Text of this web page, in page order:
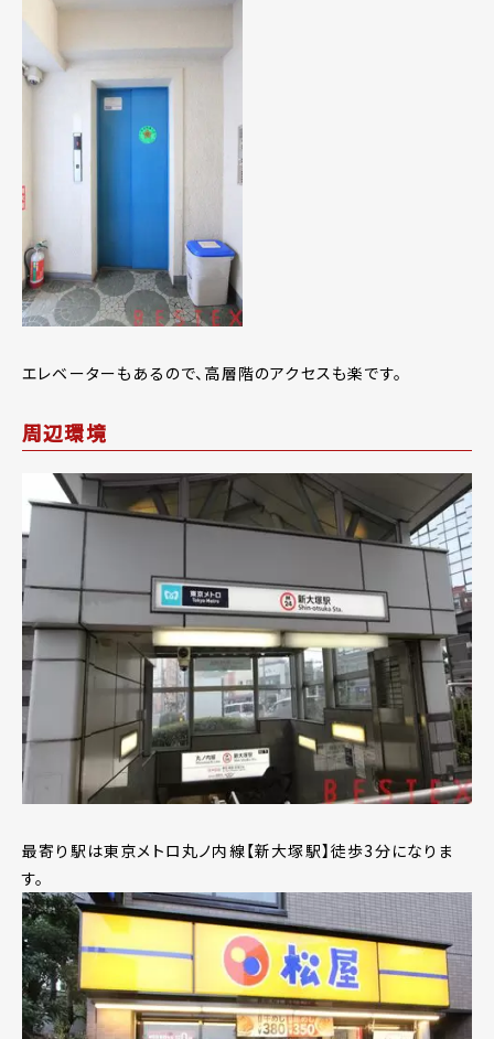
エレベーターもあるので、高層階のアクセスも楽です。
周辺環境
最寄り駅は東京メトロ丸ノ内線【新大塚駅】徒歩3分になりま
す。